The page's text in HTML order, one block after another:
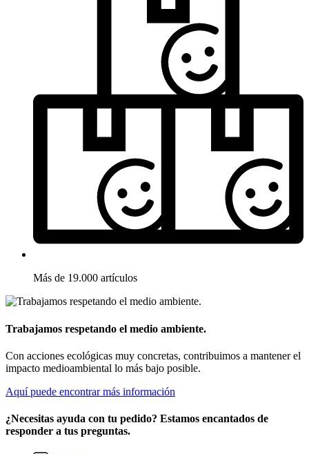
Más de 19.000 artículos
Trabajamos respetando el medio ambiente.
Con acciones ecológicas muy concretas, contribuimos a mantener el
impacto medioambiental lo más bajo posible.
Aquí puede encontrar más información
¿Necesitas ayuda con tu pedido? Estamos encantados de
responder a tus preguntas.